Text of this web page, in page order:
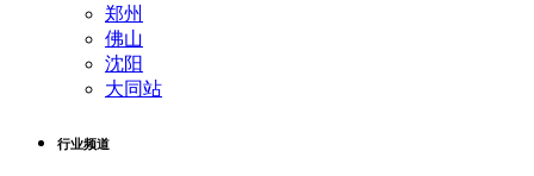
郑州
佛山
沈阳
大同站
行业频道